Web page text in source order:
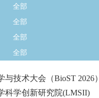
全部
全部
全部
全部
技术大会（BioST 2026）
科学创新研究院(LMSII)